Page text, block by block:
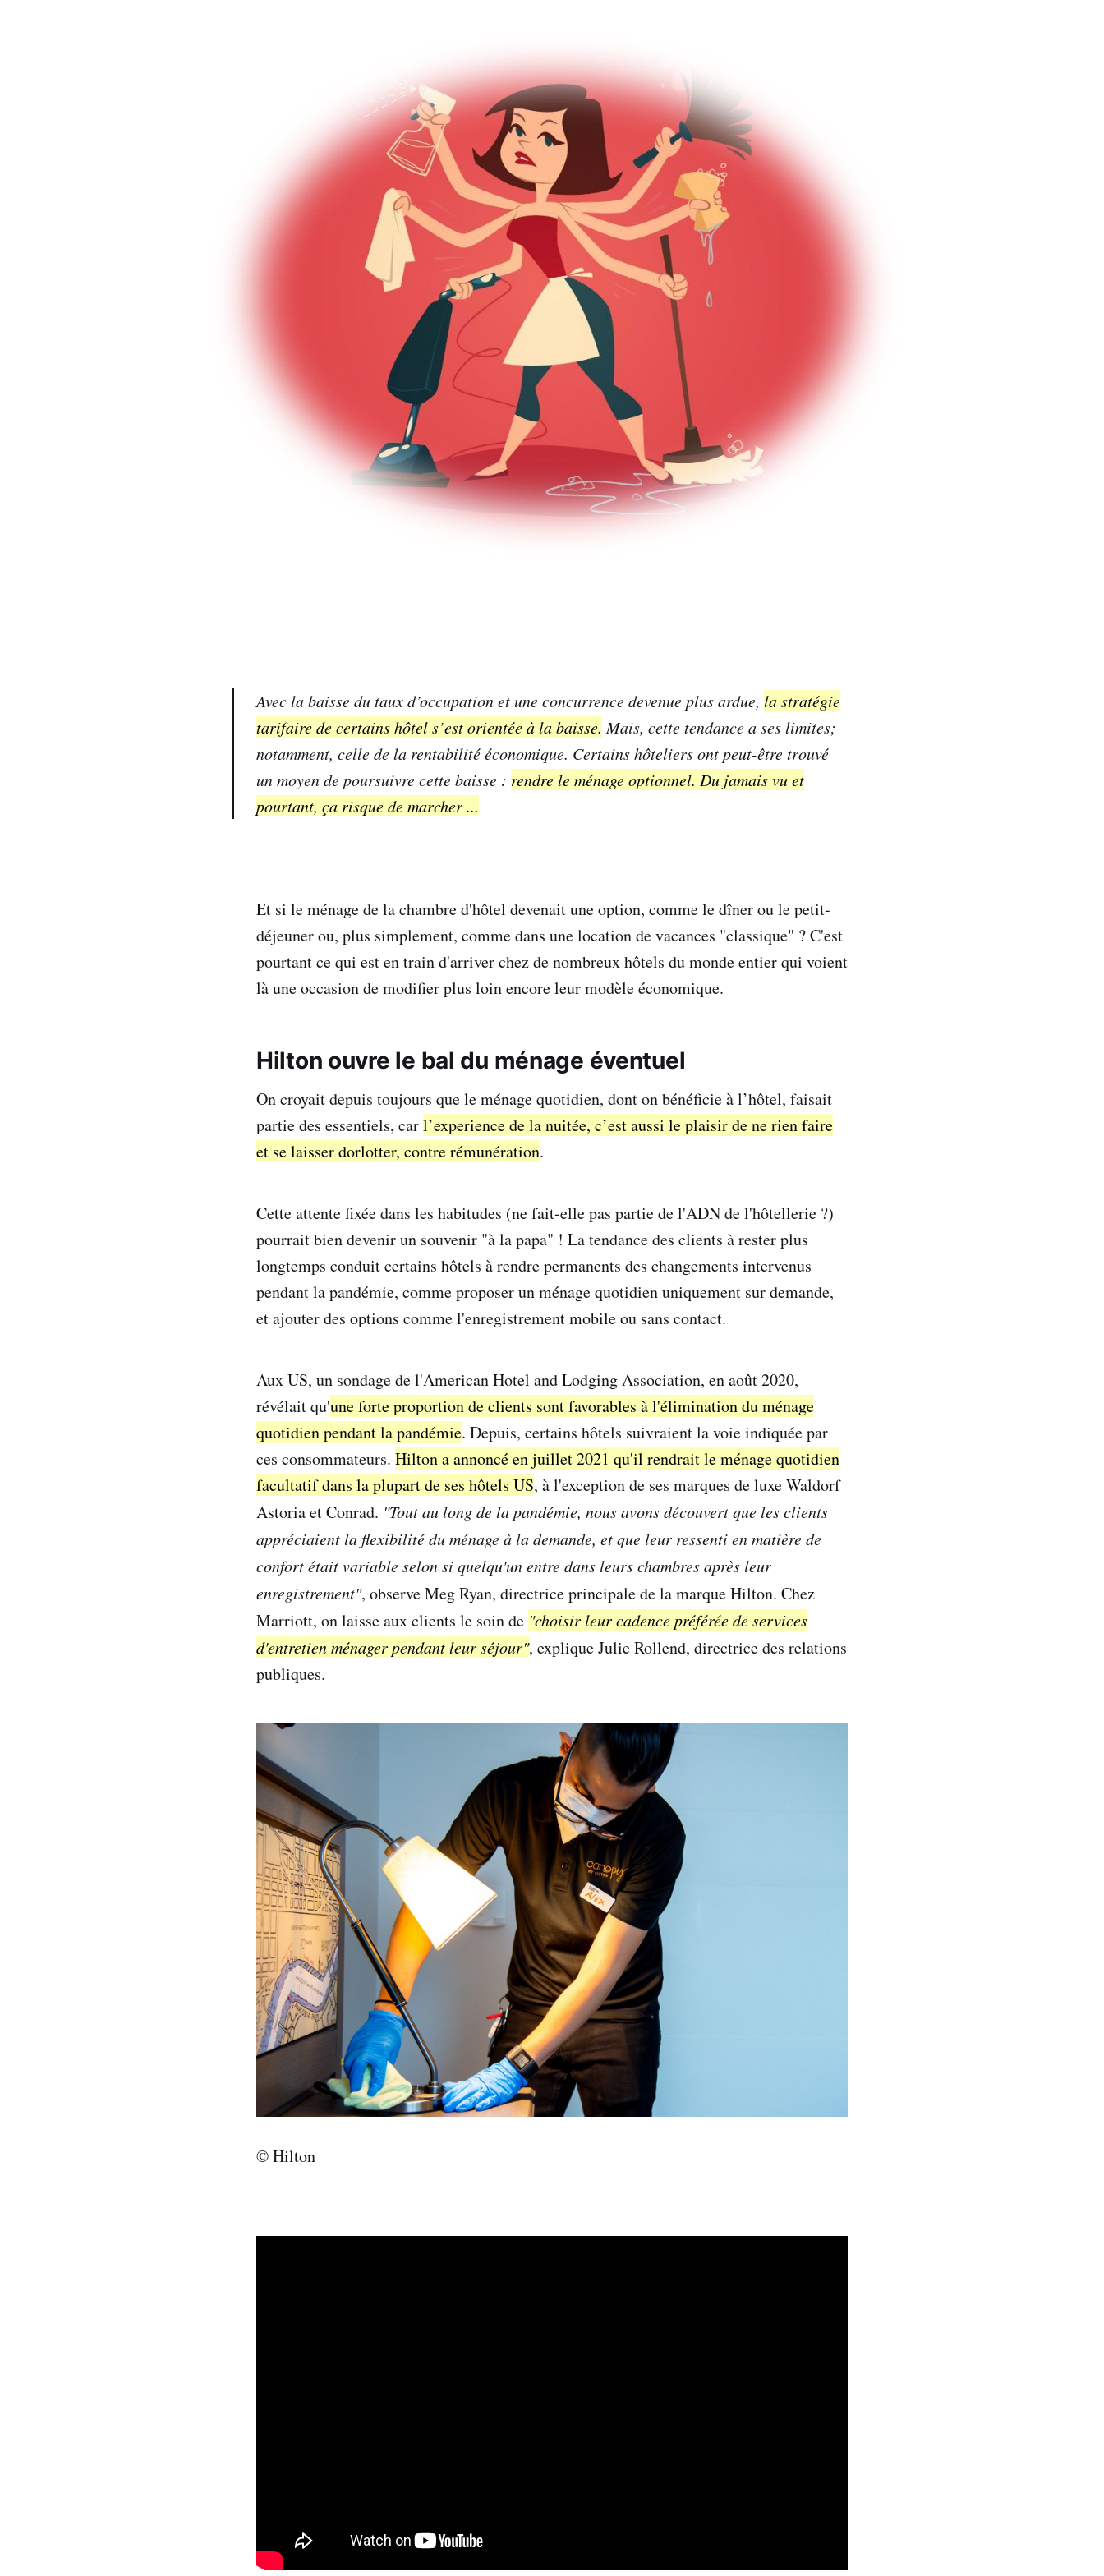
Avec la baisse du taux d’occupation et une concurrence devenue plus ardue, la stratégie
tarifaire de certains hôtel s’est orientée à la baisse. Mais, cette tendance a ses limites;
notamment, celle de la rentabilité économique. Certains hôteliers ont peut-être trouvé
un moyen de poursuivre cette baisse : rendre le ménage optionnel. Du jamais vu et
pourtant, ça risque de marcher ...
Et si le ménage de la chambre d'hôtel devenait une option, comme le dîner ou le petit-
déjeuner ou, plus simplement, comme dans une location de vacances "classique" ? C'est
pourtant ce qui est en train d'arriver chez de nombreux hôtels du monde entier qui voient
là une occasion de modifier plus loin encore leur modèle économique.
Hilton ouvre le bal du ménage éventuel
On croyait depuis toujours que le ménage quotidien, dont on bénéficie à l’hôtel, faisait
partie des essentiels, carl’experience de la nuitée, c’est aussi le plaisir de ne rien faire
et se laisser dorlotter, contre rémunération.
Cette attente fixée dans les habitudes (ne fait-elle pas partie de l'ADN de l'hôtellerie ?)
pourrait bien devenir un souvenir "à la papa" ! La tendance des clients à rester plus
longtemps conduit certains hôtels à rendre permanents des changements intervenus
pendant la pandémie, comme proposer un ménage quotidien uniquement sur demande,
et ajouter des options comme l'enregistrement mobile ou sans contact.
Aux US, un sondage de l'American Hotel and Lodging Association, en août 2020,
révélait qu'une forte proportion de clients sont favorables à l'élimination du ménage
quotidien pendant la pandémie. Depuis, certains hôtels suivraient la voie indiquée par
ces consommateurs. Hilton a annoncé en juillet 2021 qu'il rendrait le ménage quotidien
facultatif dans la plupart de ses hôtels US, à l'exception de ses marques de luxe Waldorf
Astoria et Conrad. "Tout au long de la pandémie, nous avons découvert que les clients
appréciaient la flexibilité du ménage à la demande, et que leur ressenti en matière de
confort était variable selon si quelqu'un entre dans leurs chambres après leur
enregistrement", observe Meg Ryan, directrice principale de la marque Hilton. Chez
Marriott, on laisse aux clients le soin de "choisir leur cadence préférée de services
d'entretien ménager pendant leur séjour", explique Julie Rollend, directrice des relations
publiques.
© Hilton